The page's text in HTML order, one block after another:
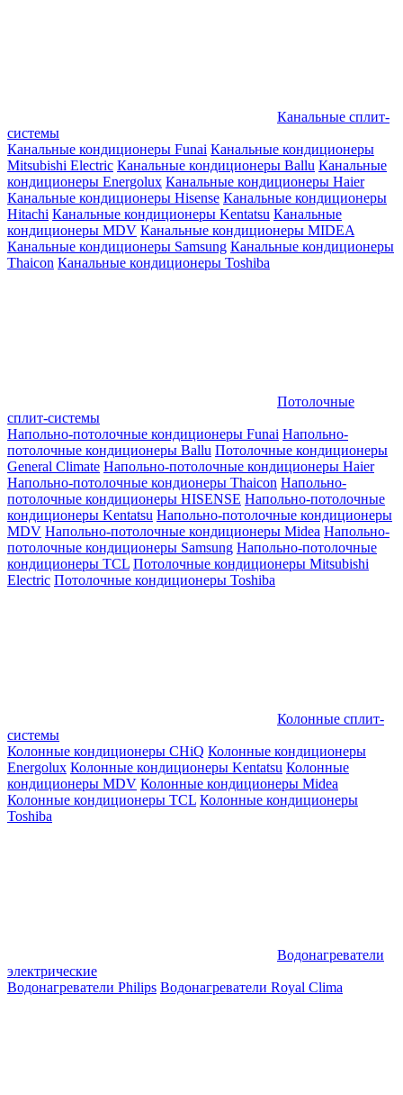
Канальные сплит-
системы
Канальные кондиционеры Funai Канальные кондиционеры
Mitsubishi Electric Канальные кондиционеры Ballu Канальные
кондиционеры Energolux Канальные кондиционеры Haier
Канальные кондиционеры Hisense Канальные кондиционеры
Hitachi Канальные кондиционеры Kentatsu Канальные
кондиционеры MDV Канальные кондиционеры MIDEA
Канальные кондиционеры Samsung Канальные кондиционеры
Thaicon Канальные кондиционеры Toshiba
Потолочные
сплит-системы
Напольно-потолочные кондиционеры Funai Напольно-
потолочные кондиционеры Ballu Потолочные кондиционеры
General Climate Напольно-потолочные кондиционеры Haier
Напольно-потолочные кондионеры Thaicon Напольно-
потолочные кондиционеры HISENSE Напольно-потолочные
кондиционеры Kentatsu Напольно-потолочные кондиционеры
MDV Напольно-потолочные кондиционеры Midea Напольно-
потолочные кондиционеры Samsung Напольно-потолочные
кондиционеры TCL Потолочные кондиционеры Mitsubishi
Electric Потолочные кондиционеры Toshiba
Колонные сплит-
системы
Колонные кондиционеры CHiQ Колонные кондиционеры
Energolux Колонные кондиционеры Kentatsu Колонные
кондиционеры MDV Колонные кондиционеры Midea
Колонные кондиционеры TCL Колонные кондиционеры
Toshiba
Водонагреватели
электрические
Водонагреватели Philips Водонагреватели Royal Clima